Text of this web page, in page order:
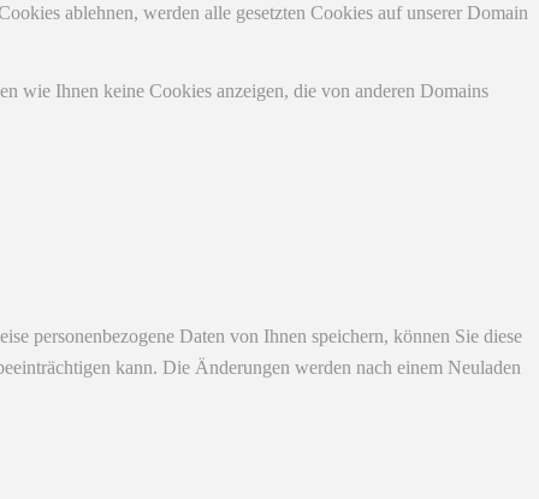
ablehnen, werden alle gesetzten Cookies auf unserer Domain
wie Ihnen keine Cookies anzeigen, die von anderen Domains
personenbezogene Daten von Ihnen speichern, können Sie diese
kann. Die Änderungen werden nach einem Neuladen